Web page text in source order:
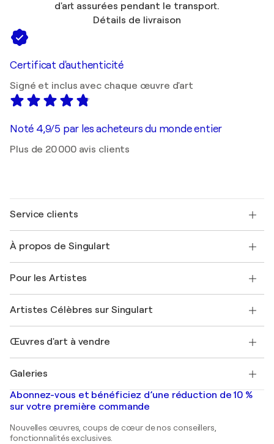
d'art assurées pendant le transport.
Détails de livraison
Certificat d'authenticité
Signé et inclus avec chaque œuvre d'art
Noté 4,9/5 par les acheteurs du monde entier
Plus de 20 000 avis clients
Service clients
Expédition
Offrir une carte cadeau
Rejoignez notre programme commercial
Mon compte
+33 1 76 44 06 42
À propos de Singulart
FAQ
Magazine Singulart
Emplois
Découvrez une sélection d'art original
Pour les Artistes
Se connecter en tant qu'Artiste
Artistes Célèbres sur Singulart
Marc Chagall
Banksy
Mr. Brainwash
Shepard Fairey
Œuvres d'art à vendre
Tableaux abstraits à vendre
Peintures de paysage
Estampes
Peintures acryliques
Galeries
Galeries d'art en France
Galeries d'art en Belgique
Abonnez-vous et bénéficiez d’une réduction de 10 %
sur votre première commande
Nouvelles œuvres, coups de cœur de nos conseillers,
fonctionnalités exclusives.